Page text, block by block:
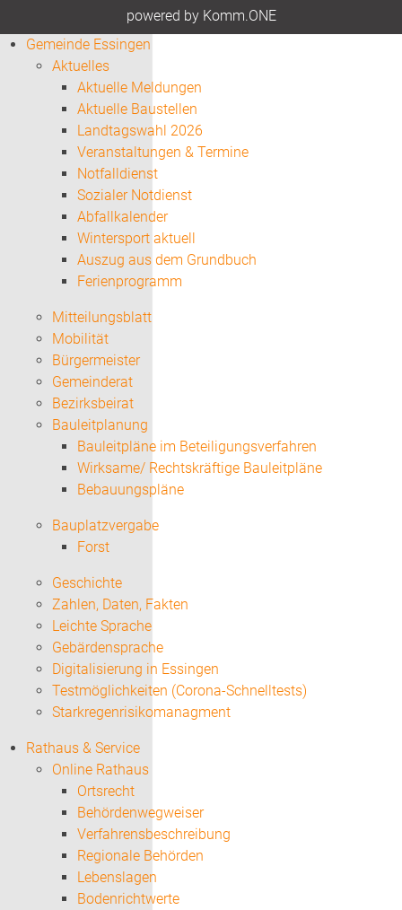
powered by Komm.ONE
Gemeinde Essingen
Aktuelles
Aktuelle Meldungen
Aktuelle Baustellen
Landtagswahl 2026
Veranstaltungen & Termine
Notfalldienst
Sozialer Notdienst
Abfallkalender
Wintersport aktuell
Auszug aus dem Grundbuch
Ferienprogramm
Mitteilungsblatt
Mobilität
Bürgermeister
Gemeinderat
Bezirksbeirat
Bauleitplanung
Bauleitpläne im Beteiligungsverfahren
Wirksame/ Rechtskräftige Bauleitpläne
Bebauungspläne
Bauplatzvergabe
Forst
Geschichte
Zahlen, Daten, Fakten
Leichte Sprache
Gebärdensprache
Digitalisierung in Essingen
Testmöglichkeiten (Corona-Schnelltests)
Starkregenrisikomanagment
Rathaus & Service
Online Rathaus
Ortsrecht
Behördenwegweiser
Verfahrensbeschreibung
Regionale Behörden
Lebenslagen
Bodenrichtwerte